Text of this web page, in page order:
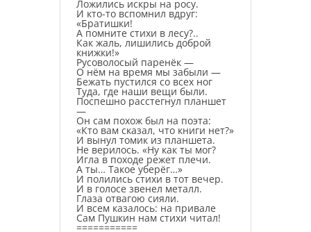
Ложились искры на росу.
И кто-то вспомнил вдруг:
«Братишки!
А помните стихи в лесу?..
Как жаль, лишились доброй
книжки!»
Русоволосый паренёк —
О нём на время мы забыли —
Бежать пустился со всех ног
Туда, где наши вещи были.
Поспешно расстегнул планшет
—
Он сам похож был на поэта:
«Кто вам сказал, что книги нет?»
И вынул томик из планшета.
Не верилось. «Ну как ты мог?
Игла в походе режет плечи.
А ты… Такое уберёг…»
И полились стихи в тот вечер.
И в голосе звенел металл.
Глаза отвагою сияли.
И всем казалось: на привале
Сам Пушкин нам стихи читал!
===========